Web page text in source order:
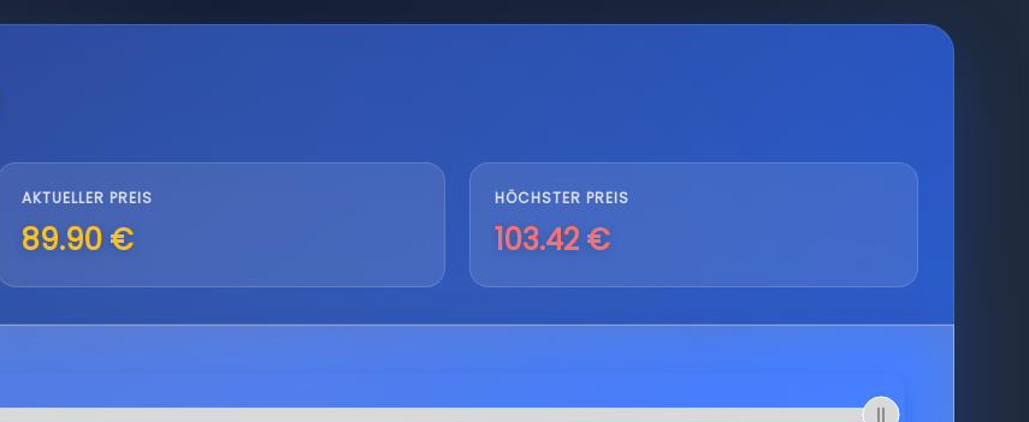
AKTUELLER PREIS
89.90 €
HÖCHSTER PREIS
103.42 €